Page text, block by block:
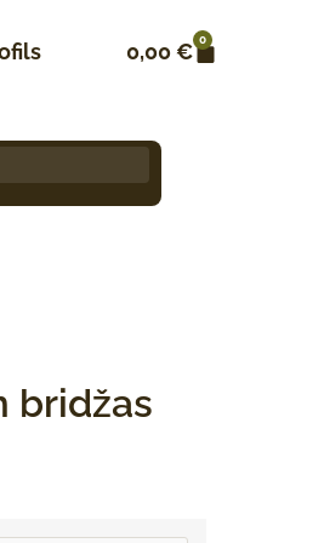
0,00€ 0
bridžas